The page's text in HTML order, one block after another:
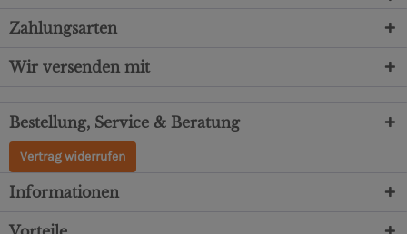
Zahlungsarten
Wir versenden mit
Bestellung, Service & Beratung
Vertrag widerrufen
Informationen